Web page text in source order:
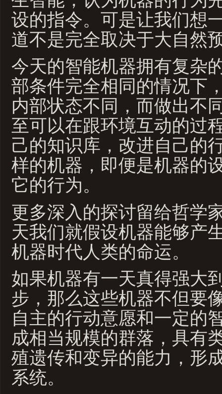
设的指令。可是让我们想
道不是完全取决于大自然
今天的智能机器拥有复杂
部条件完全相同的情况下
内部状态不同，而做出不
至可以在跟环境互动的过
己的知识库，改进自己的
样的机器，即便是机器的
它的行为。
更多深入的探讨留给哲学
天我们就假设机器能够产
机器时代人类的命运。
如果机器有一天真得强大
步，那么这些机器不但要
自主的行动意愿和一定的
成相当规模的群落，具有
殖遗传和变异的能力，形
系统。